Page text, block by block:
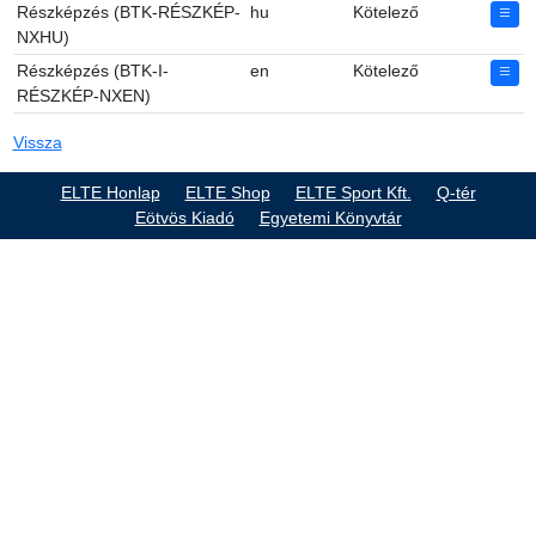
Részképzés (BTK-RÉSZKÉP-
NXHU)
hu Kötelező
Részképzés (BTK-I-
RÉSZKÉP-NXEN)
en Kötelező
Vissza
ELTE Honlap ELTE Shop ELTE Sport Kft.
Q-tér
Eötvös Kiadó
Egyetemi Könyvtár